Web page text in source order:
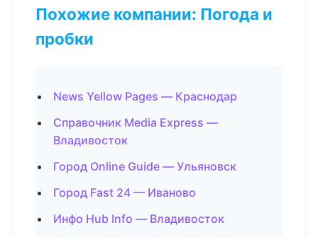
Похожие компании: Погода и
пробки
News Yellow Pages — Краснодар
Справочник Media Express —
Владивосток
Город Online Guide — Ульяновск
Город Fast 24 — Иваново
Инфо Hub Info — Владивосток